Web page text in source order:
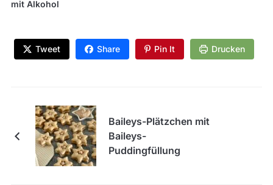
mit Alkohol
Tweet Share Pin It Drucken
Baileys-Plätzchen mit
Baileys-
Puddingfüllung